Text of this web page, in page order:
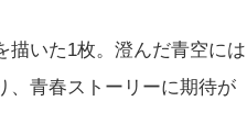
描いた1枚。澄んだ青空には
、青春ストーリーに期待が